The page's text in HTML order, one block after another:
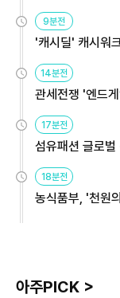
9분전
'캐시딜' 캐시워
14분전
관세전쟁 '엔드
용해야
17분전
섬유패션 글로
원
18분전
농식품부, '천원
아주PICK >